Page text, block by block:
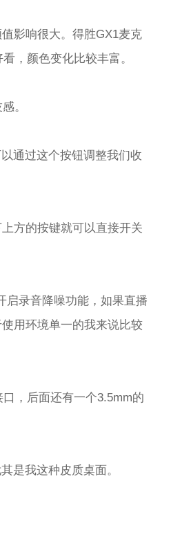
影响很大。得胜GX1麦克
，颜色变化比较丰富。
。
通过这个按钮调整我们收
方的按键就可以直接开关
启录音降噪功能，如果直播
用环境单一的我来说比较
，后面还有一个3.5mm的
是我这种皮质桌面。